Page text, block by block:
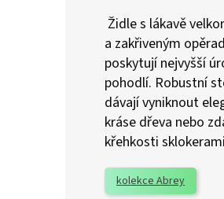
Židle s lákavě
a zakřiveným
poskytují nejvyšší
pohodlí.‎ Robustní
dávají vyniknout
kráse dřeva nebo
křehkosti
kolekce Abrey